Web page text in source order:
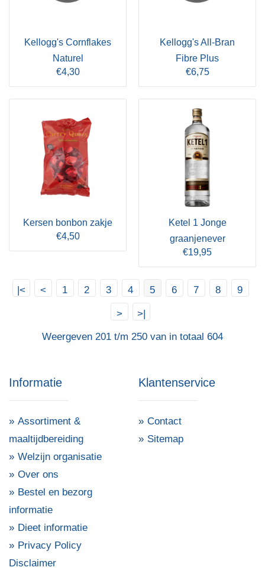
Kellogg's Cornflakes
Naturel
€4,30
Kellogg's All-Bran
Fibre Plus
€6,75
Kersen bonbon zakje
€4,50
Ketel 1 Jonge
graanjenever
€19,95
|< < 1 2 3 4 5 6 7 8 9
> >|
Weergeven 201 t/m 250 van in totaal 604
Informatie
Assortiment &
maaltijdbereiding
Welzijn organisatie
Over ons
Bestel en bezorg
informatie
Dieet informatie
Privacy Policy
Disclaimer
Klantenservice
Contact
Sitemap